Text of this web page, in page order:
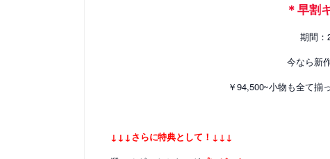
＊早割
期間：
今なら新
￥94,500~小物も全て揃
↓↓↓さらに特典として！↓↓↓